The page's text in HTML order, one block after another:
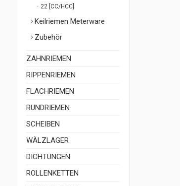
22 [CC/HCC]
Keilriemen Meterware
Zubehör
ZAHNRIEMEN
RIPPENRIEMEN
FLACHRIEMEN
RUNDRIEMEN
SCHEIBEN
WÄLZLAGER
DICHTUNGEN
ROLLENKETTEN